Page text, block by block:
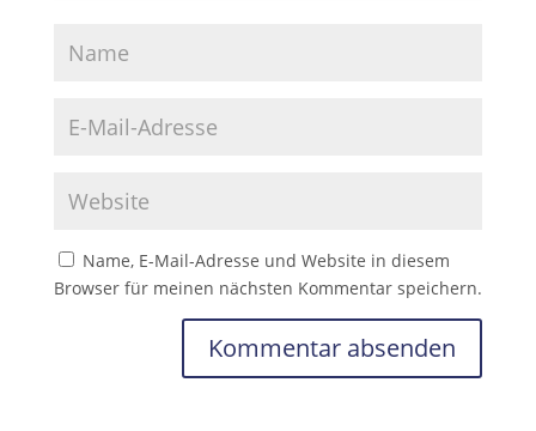
Name, E-Mail-Adresse und Website in diesem
Browser für meinen nächsten Kommentar speichern.